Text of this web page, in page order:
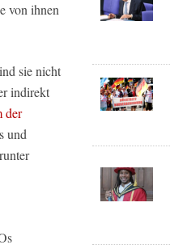
von ihnen
sie nicht
indirekt
der
und